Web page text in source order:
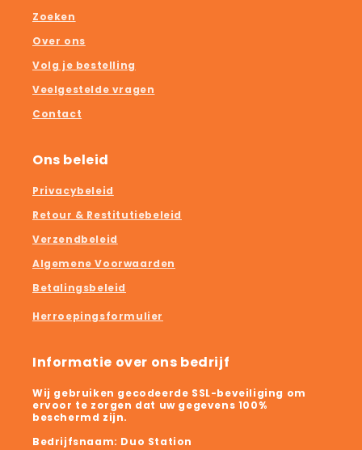
Zoeken
Over ons
Volg je bestelling
Veelgestelde vragen
Contact
Ons beleid
Privacybeleid
Retour & Restitutiebeleid
Verzendbeleid
Algemene Voorwaarden
Betalingsbeleid
Herroepingsformulier
Informatie over ons bedrijf
Wij gebruiken gecodeerde SSL-beveiliging om
ervoor te zorgen dat uw gegevens 100%
beschermd zijn.
Bedrijfsnaam: Duo Station